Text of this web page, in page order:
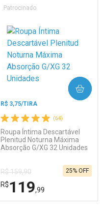
Laboratório
Ativar Desconto
Por R$ 15,19/cada
Por Menos
Comprar sem Desconto
(64)
R$ 3,75/TIRA
Roupa Íntima Descartável
Plenitud Noturna Máxima
Absorção G/XG 32 Unidades
Patrocinado
R$ 159,90
R$119,99
25% OFF
COMPRAR